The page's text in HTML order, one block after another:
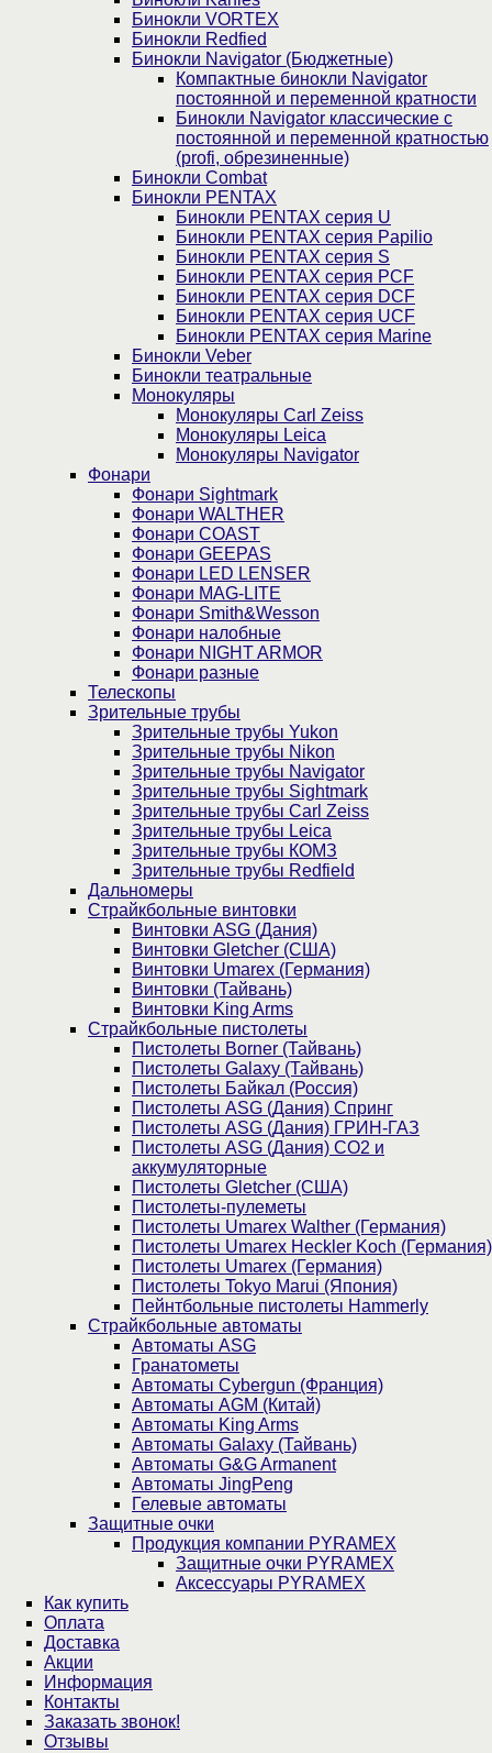
Бинокли VORTEX
Бинокли Redfied
Бинокли Navigator (Бюджетные)
Компактные бинокли Navigator
постоянной и переменной кратности
Бинокли Navigator классические с
постоянной и переменной кратностью
(profi, обрезиненные)
Бинокли Combat
Бинокли PENTAX
Бинокли PENTAX серия U
Бинокли PENTAX серия Papilio
Бинокли PENTAX серия S
Бинокли PENTAX серия PCF
Бинокли PENTAX серия DCF
Бинокли PENTAX серия UCF
Бинокли PENTAX серия Marine
Бинокли Veber
Бинокли театральные
Монокуляры
Монокуляры Carl Zeiss
Монокуляры Leica
Монокуляры Navigator
Фонари
Фонари Sightmark
Фонари WALTHER
Фонари COAST
Фонари GEEPAS
Фонари LED LENSER
Фонари MAG-LITE
Фонари Smith&Wesson
Фонари налобные
Фонари NIGHT ARMOR
Фонари разные
Телескопы
Зрительные трубы
Зрительные трубы Yukon
Зрительные трубы Nikon
Зрительные трубы Navigator
Зрительные трубы Sightmark
Зрительные трубы Carl Zeiss
Зрительные трубы Leica
Зрительные трубы КОМЗ
Зрительные трубы Redfield
Дальномеры
Страйкбольные винтовки
Винтовки ASG (Дания)
Винтовки Gletcher (США)
Винтовки Umarex (Германия)
Винтовки (Тайвань)
Винтовки King Arms
Страйкбольные пистолеты
Пистолеты Borner (Тайвань)
Пистолеты Galaxy (Тайвань)
Пистолеты Байкал (Россия)
Пистолеты ASG (Дания) Спринг
Пистолеты ASG (Дания) ГРИН-ГАЗ
Пистолеты ASG (Дания) CO2 и
аккумуляторные
Пистолеты Gletcher (США)
Пистолеты-пулеметы
Пистолеты Umarex Walther (Германия)
Пистолеты Umarex Heckler Koch (Германия)
Пистолеты Umarex (Германия)
Пистолеты Tokyo Marui (Япония)
Пейнтбольные пистолеты Hammerly
Страйкбольные автоматы
Автоматы ASG
Гранатометы
Автоматы Cybergun (Франция)
Автоматы AGM (Китай)
Автоматы King Arms
Автоматы Galaxy (Тайвань)
Автоматы G&G Armanent
Автоматы JingPeng
Гелевые автоматы
Защитные очки
Продукция компании PYRAMEX
Защитные очки PYRAMEX
Аксессуары PYRAMEX
Как купить
Оплата
Доставка
Акции
Информация
Контакты
Заказать звонок!
Отзывы